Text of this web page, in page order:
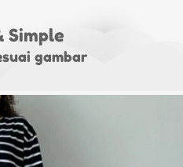
Simple
gambar